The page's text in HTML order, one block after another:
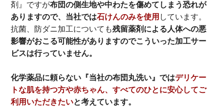
剤』ですが布団の側生地や中わたを傷めてしまう恐れが
ありますので、当社では石けんのみを使用 しています。
抗菌、防ダニ加工についても残留薬剤による人体への悪
影響がおこる可能性がありますのでこういった加工サー
ビスは行っていません。
化学薬品に頼らない『当社の布団丸洗い』ではデリケー
トな肌を持つ方や赤ちゃん、すべてのひとに安心してご
利用いただきたいと考えています。